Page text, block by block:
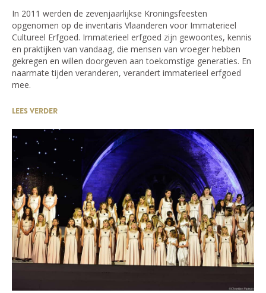
In 2011 werden de zevenjaarlijkse Kroningsfeesten
opgenomen op de inventaris Vlaanderen voor Immaterieel
Cultureel Erfgoed. Immaterieel erfgoed zijn gewoontes, kennis
en praktijken van vandaag, die mensen van vroeger hebben
gekregen en willen doorgeven aan toekomstige generaties. En
naarmate tijden veranderen, verandert immaterieel erfgoed
mee.
LEES VERDER